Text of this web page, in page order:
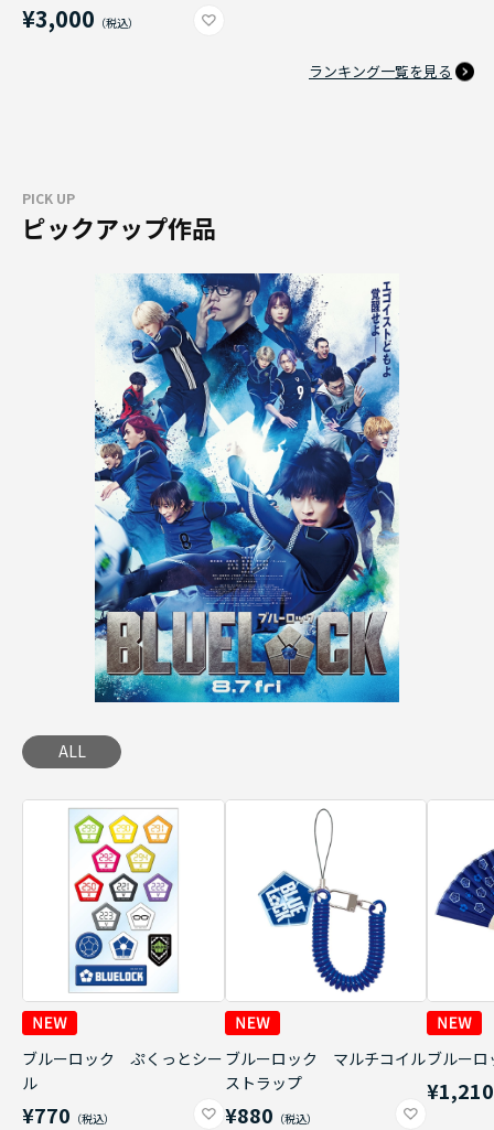
¥3,000
ランキング一覧を見る
PICK UP
ピックアップ作品
ALL
ブルーロック ぷくっとシー
ル
¥770
ブルーロック マルチコイル
ストラップ
¥880
ブルー
¥1,210